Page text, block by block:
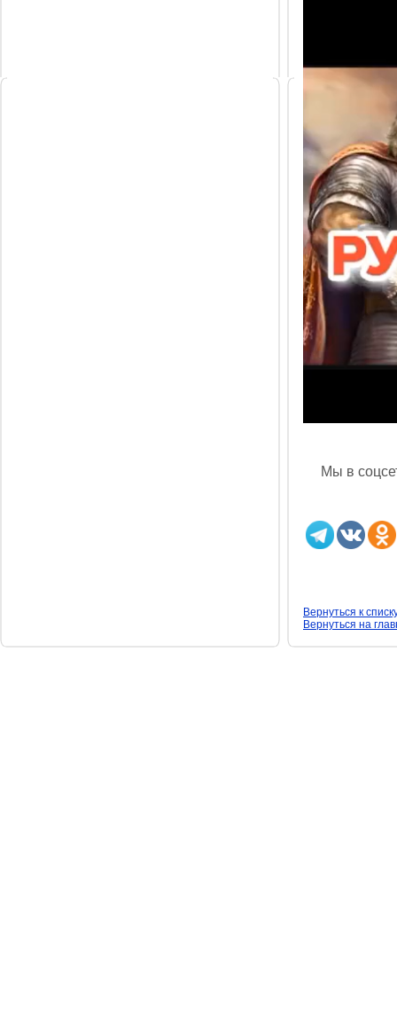
Мы в
Вернуться к
Вернуться на